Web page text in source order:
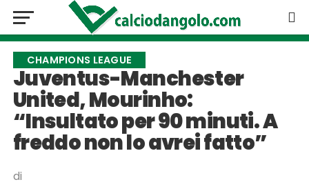
CHAMPIONS LEAGUE
Juventus-Manchester
United, Mourinho:
“Insultato per 90 minuti. A
freddo non lo avrei fatto”
di